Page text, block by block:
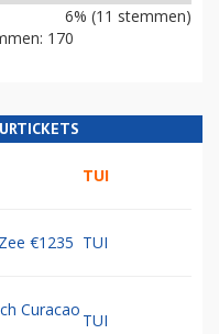
6% (11 stemmen)
170
TUI
€1235 TUI
Curacao
TUI